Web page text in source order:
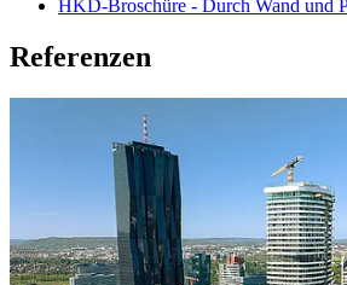
HKD-Broschüre - Durch Wand und
Referenzen